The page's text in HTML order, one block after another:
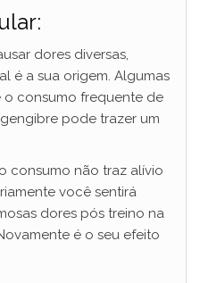
dores diversas,
é a sua origem. Algumas
o consumo frequente de
pode trazer um
consumo não traz alívio
você sentirá
dores pós treino na
é o seu efeito